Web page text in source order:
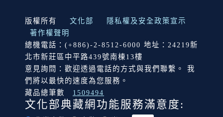
:::
版權所有 文化部
隱私權及安全政策宣示
著作權聲明
總機電話：(+886)-2-8512-6000 地址：24219新
北市新莊區中平路439號南棟13樓
意見詢問：歡迎透過電話的方式與我們聯繫。 我
們將以最快的速度為您服務。
藏品總筆數
1509494
文化部典藏網功能服務滿意度: